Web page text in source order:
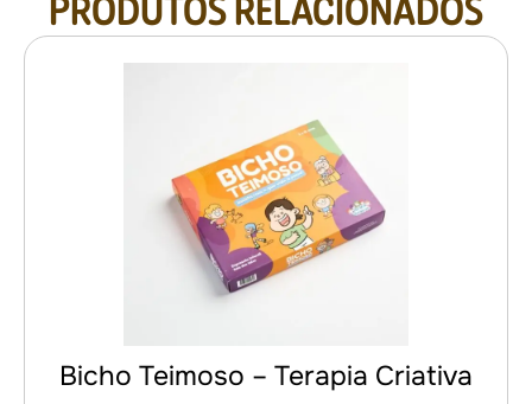
PRODUTOS RELACIONADOS
Bicho Teimoso – Terapia Criativa